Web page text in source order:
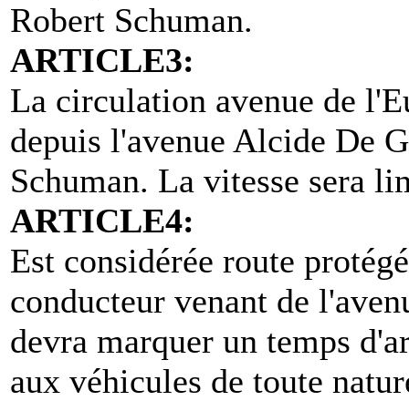
Robert Schuman.
ARTICLE3:
La circulation avenue de
depuis l'avenue Alcide De
Schuman. La vitesse sera
ARTICLE4:
Est considérée route
conducteur venant de
devra marquer un temps
aux véhicules de toute